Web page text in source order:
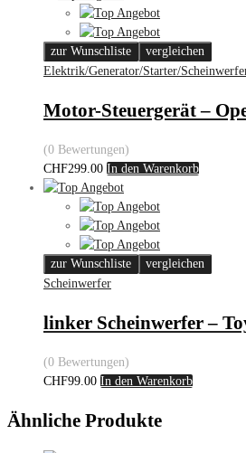
zur Wunschliste
vergleichen
Elektrik/Generator/Starter/
Motor-Steuergerät –
(0 Bewertungen)
CHF299.00 In den Warenkorb
zur Wunschliste
vergleichen
Scheinwerfer
linker Scheinwerfer –
(0 Bewertungen)
CHF99.00 In den Warenkorb
Ähnliche Produkte